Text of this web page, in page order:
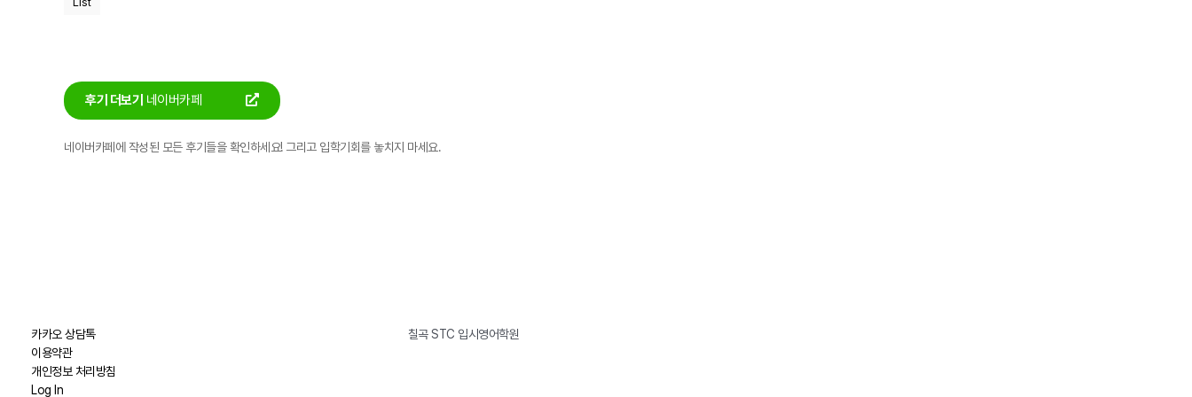
후기 더보기 네이버카페
네이버카페에 작성된 모든 후기들을 확인하세요! 그리고 입학기회를 놓치지 마세요.
카카오 상담톡
이용약관
개인정보 처리방침
Log In
칠곡 STC 입시영어학원